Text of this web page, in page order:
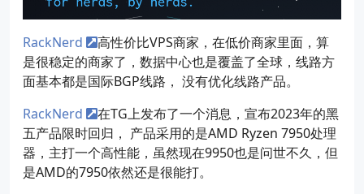
RackNerd
高性价比VPS商家，在低价商家里面，算
是很稳定的商家了，数据中心也是覆盖了全球，线路方
面基本都是国际BGP线路， 没有优化线路产品。
RackNerd
在TG上发布了一个消息，宣布2023年的黑
五产品限时回归， 产品采用的是AMD Ryzen 7950处理
器，主打一个高性能，虽然现在9950也是问世不久，但
是AMD的7950依然还是很能打。